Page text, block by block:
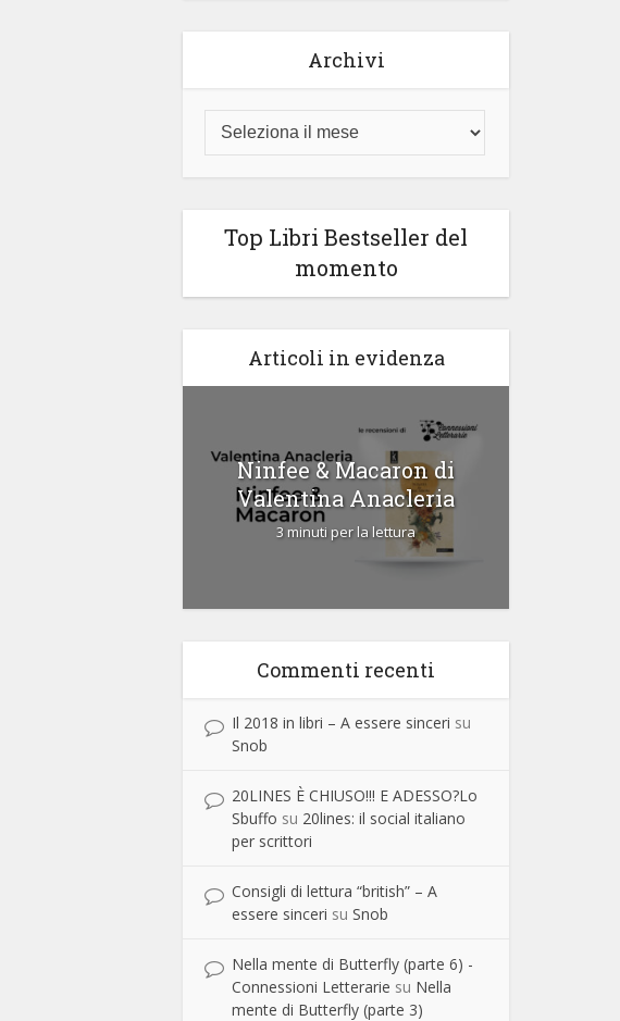
Archivi
Top Libri Bestseller del
momento
Articoli in evidenza
Ninfee & Macaron di
Valentina Anacleria
3 minuti per la lettura
Commenti recenti
Il 2018 in libri – A essere sinceri su
Snob
20LINES È CHIUSO!!! E ADESSO?Lo
Sbuffo su 20lines: il social italiano
per scrittori
Consigli di lettura “british” – A
essere sinceri su Snob
Nella mente di Butterfly (parte 6) -
Connessioni Letterarie su Nella
mente di Butterfly (parte 3)